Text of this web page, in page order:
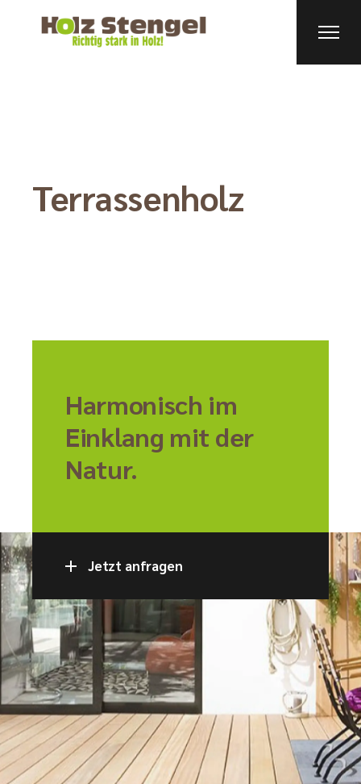
Terrassenholz
Harmonisch im
Einklang mit der
Natur.
Jetzt anfragen